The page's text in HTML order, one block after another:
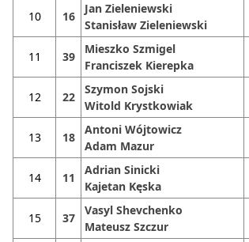
10 16
Jan Zieleniewski
Stanisław Zieleniewski
11 39
Mieszko Szmigel
Franciszek Kierepka
12 22
Szymon Sojski
Witold Krystkowiak
13 18
Antoni Wójtowicz
Adam Mazur
14 11
Adrian Sinicki
Kajetan Kęska
15 37
Vasyl Shevchenko
Mateusz Szczur